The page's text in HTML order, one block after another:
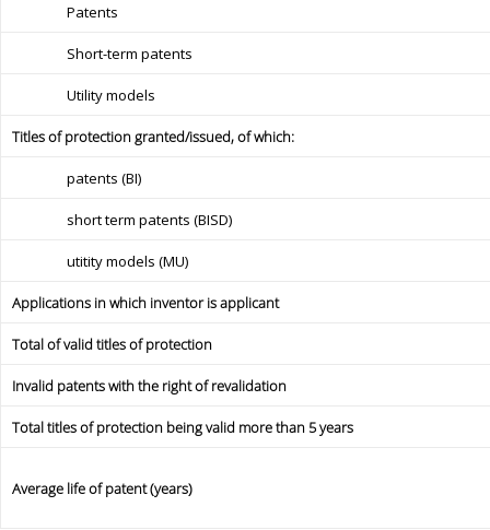
Patents
Short-term patents
Utility models
Titles of protection granted/issued, of which:
patents (BI)
short term patents (BISD)
utitity models (MU)
Applications in which inventor is applicant
Total of valid titles of protection
Invalid patents with the right of revalidation
Total titles of protection being valid more than 5 years
Average life of patent (years)